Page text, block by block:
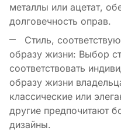
металлы или ацетат,
долговечность оправ.
Стиль,
образу жизни: Выбор
соответствовать
образу жизни
классические или
другие предпочитают
дизайны.